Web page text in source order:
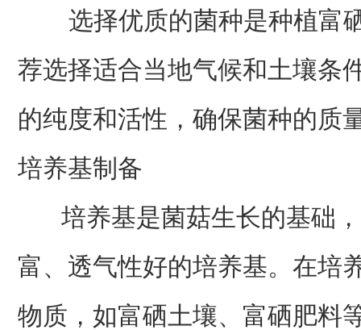
选择优质的菌种是种植富
荐选择适合当地气候和土壤条
的纯度和活性，确保菌种的质
培养基制备
培养基是菌菇生长的基础，
富、透气性好的培养基。在培
物质，如富硒土壤、富硒肥料